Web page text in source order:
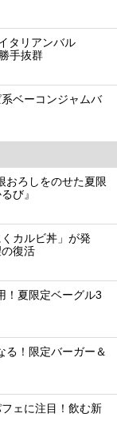
タリアンバル
手抜群
ベーコンジャムバ
おろしをのせた夏限
び』
カルビ丼」が発
復活
！夏限定ベーグル3
る！限定バーガー＆
ェに注目！飲む新